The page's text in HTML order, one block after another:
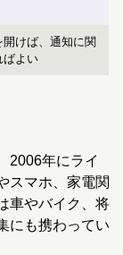
けば、通知に関
ばよい
2006年にライ
スマホ、家電関
車やバイク、将
にも携わってい